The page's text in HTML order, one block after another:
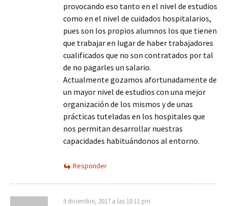
provocando eso tanto en el nivel de estudios
como en el nivel de cuidados hospitalarios,
pues son los propios alumnos los que tienen
que trabajar en lugar de haber trabajadores
cualificados que no son contratados por tal
de no pagarles un salario.
Actualmente gozamos afortunadamente de
un mayor nivel de estudios con una mejor
organización de los mismos y de unas
prácticas tuteladas en los hospitales que
nos permitan desarrollar nuestras
capacidades habituándonos al entorno.
Responder
9 diciembre, 2017 a las 10:11 pm